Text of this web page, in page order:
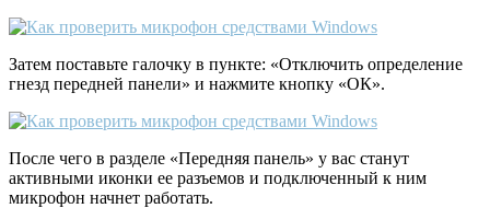
Затем поставьте галочку в пункте: «Отключить определение
гнезд передней панели» и нажмите кнопку «ОК».
После чего в разделе «Передняя панель» у вас станут
активными иконки ее разъемов и подключенный к ним
микрофон начнет работать.